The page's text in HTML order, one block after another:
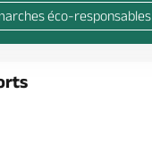
éco-responsables